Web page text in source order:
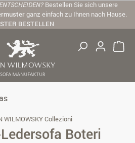
Bestellen Sie sich unsere
ganz einfach zu Ihnen nach Hause.
BESTELLEN
WILMOWSKY Collezioni
Boteri